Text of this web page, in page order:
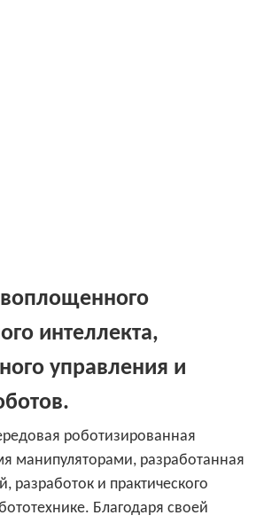
интеллекта,
управления и
роботизированная
манипуляторами, разработанная
разработок и практического
Благодаря своей